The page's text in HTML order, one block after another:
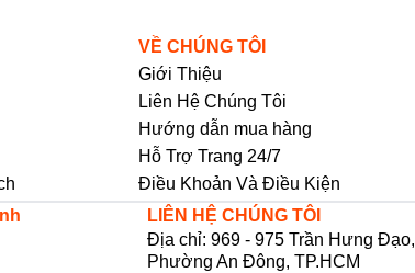
toàn:
người dùng tránh
ở mức an toàn, tăng
VỀ CHÚNG TÔI
Giới Thiệu
Liên Hệ Chúng Tôi
Hướng dẫn mua hàng
Hỗ Trợ Trang 24/7
Điều Khoản Và Điều Kiện
LIÊN HỆ CHÚNG TÔI
Địa chỉ: 969 - 975 Trần Hưng Đạo,
Phường An Đông, TP.HCM